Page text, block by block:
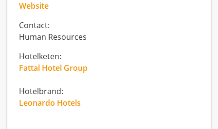
Website
Contact:
Human Resources
Hotelketen:
Fattal Hotel Group
Hotelbrand:
Leonardo Hotels